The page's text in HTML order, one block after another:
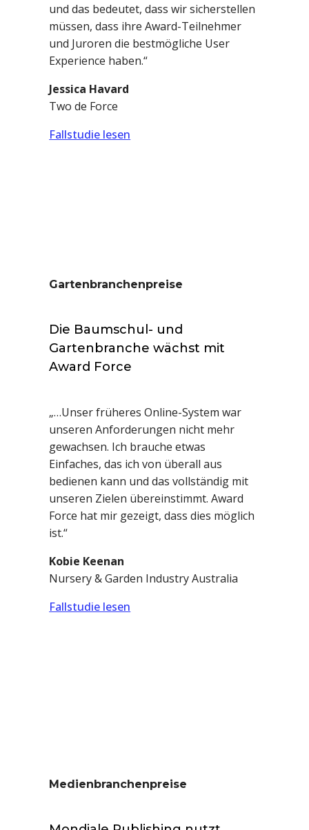
und das bedeutet, dass wir sicherstellen
müssen, dass ihre Award-Teilnehmer
und Juroren die bestmögliche User
Experience haben.“
Jessica Havard
Two de Force
Fallstudie lesen
Gartenbranchenpreise
Die Baumschul- und
Gartenbranche wächst mit
Award Force
„…Unser früheres Online-System war
unseren Anforderungen nicht mehr
gewachsen. Ich brauche etwas
Einfaches, das ich von überall aus
bedienen kann und das vollständig mit
unseren Zielen übereinstimmt. Award
Force hat mir gezeigt, dass dies möglich
ist.“
Kobie Keenan
Nursery & Garden Industry Australia
Fallstudie lesen
Medienbranchenpreise